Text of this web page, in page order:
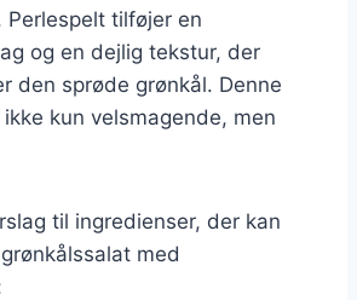
Perlespelt tilføjer en
og en dejlig tekstur, der
den sprøde grønkål. Denne
kun velsmagende, men
til ingredienser, der kan
med